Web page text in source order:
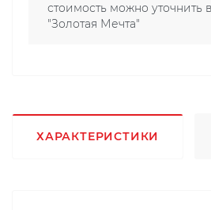
стоимость можно уточнить
"Золотая Мечта"
ХАРАКТЕРИСТИКИ